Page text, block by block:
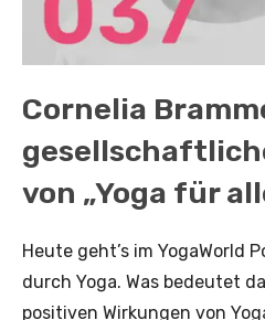
Cornelia
von „Yoga für
Heute geht’s im YogaWorld
durch Yoga. Was bedeutet
positiven Wirkungen von